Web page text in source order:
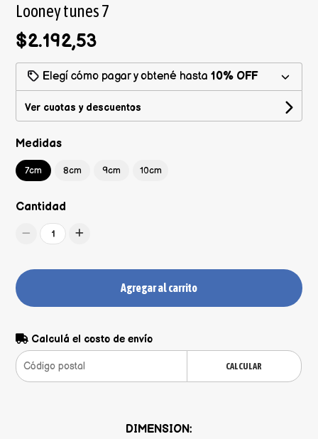
Looney tunes 7
$2.192,53
Elegí cómo pagar y obtené hasta10% OFF
Ver cuotas y descuentos
Medidas
7cm 8cm 9cm 10cm
Cantidad
1
Agregar al carrito
Calculá el costo de envío
CALCULAR
DIMENSION: